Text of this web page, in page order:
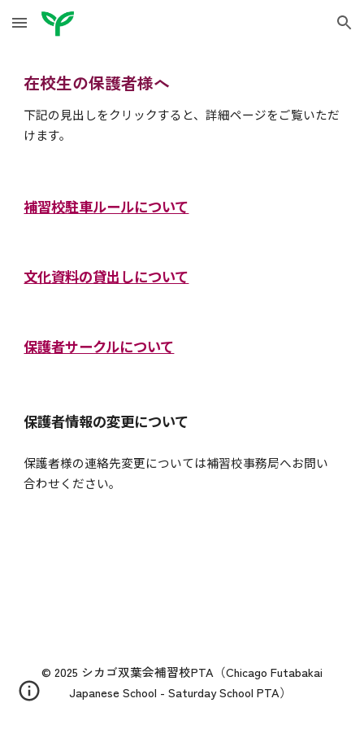
Skip to main content Skip to navigation
在校生の保護者様へ
下記の見出しをクリックすると、詳細ページをご覧いただ
けます。
補習校駐車ルールについて
文化資料の貸出しについて
保護者サークルについて
保護者情報の変更について
保護者様の連絡先変更については補習校事務局へお問い
合わせください。
© 2025 シカゴ双葉会補習校PTA（Chicago Futabakai
Japanese School - Saturday School PTA）